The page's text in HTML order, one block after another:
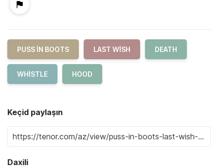
PUSS IN BOOTS LAST WISH DEATH
WHISTLE HOOD
Keçid paylaşın
Daxili